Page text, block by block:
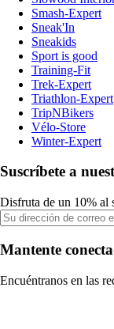
Smash-Expert
Sneak'In
Sneakids
Sport is good
Training-Fit
Trek-Expert
Triathlon-Expert
TripNBikers
Vélo-Store
Winter-Expert
Suscríbete a
Disfruta de un 10% al
Mantente
Encuéntranos en las